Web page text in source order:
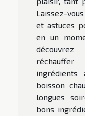
Laissez-
et astuces
en un
ingrédients
boisson
longues
bons